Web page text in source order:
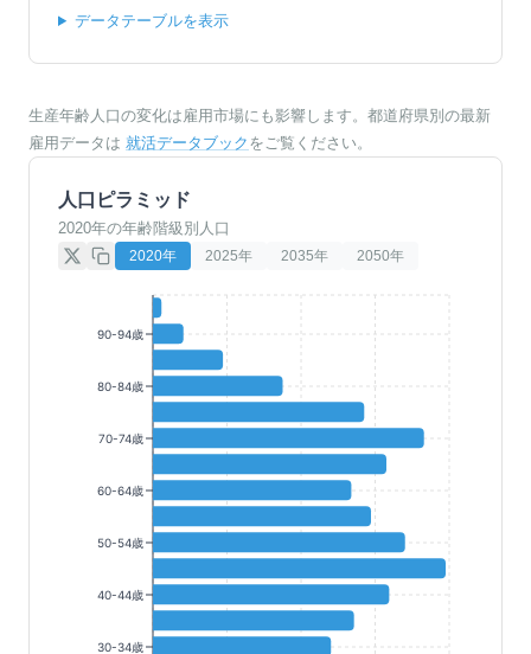
データテーブルを表示
生産年齢人口の変化は雇用市場にも影響します。都道府県別の最新
雇用データは 就活データブック をご覧ください。
人口ピラミッド
2020年の年齢階級別人口
2020年 2025年 2035年 2050年
90-94歳
80-84歳
70-74歳
60-64歳
50-54歳
40-44歳
30-34歳